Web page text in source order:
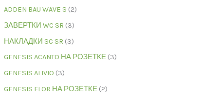
ADDEN BAU WAVE S 2
ЗАВЕРТКИ WC SR 3
НАКЛАДКИ SC SR 3
GENESIS ACANTO НА РОЗЕТКЕ 3
GENESIS ALIVIO 3
GENESIS FLOR НА РОЗЕТКЕ 2